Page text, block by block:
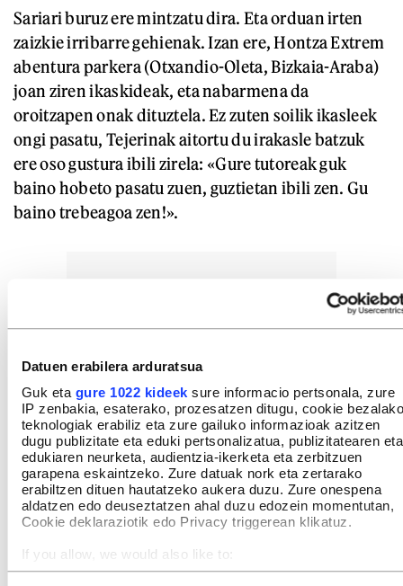
Datuen erabilera arduratsua
Guk eta gure 1022 kideek sure informacio pertsonala, zure
IP zenbakia, esaterako, prozesatzen ditugu, cookie bezalako
teknologiak erabiliz eta zure gailuko informazioak azitzen
dugu publizitate eta eduki pertsonalizatua, publizitatearen eta
edukiaren neurketa, audientzia-ikerketa eta zerbitzuen
garapena eskaintzeko. Zure datuak nork eta zertarako
erabiltzen dituen hautatzeko aukera duzu. Zure onespena
aldatzen edo deuseztatzen ahal duzu edozein momentutan,
Cookie deklaraziotik edo Privacy triggerean klikatuz.
If you allow, we would also like to:
Collect information about your geographical location
Sariari buruz ere mintzatu dira. Eta orduan irten
zaizkie irribarre gehienak. Izan ere, Hontza Extrem
abentura parkera (Otxandio-Oleta, Bizkaia-Araba)
joan ziren ikaskideak, eta nabarmena da
oroitzapen onak dituztela. Ez zuten soilik ikasleek
ongi pasatu, Tejerinak aitortu du irakasle batzuk
ere oso gustura ibili zirela: «Gure tutoreak guk
baino hobeto pasatu zuen, guztietan ibili zen. Gu
baino trebeagoa zen!».